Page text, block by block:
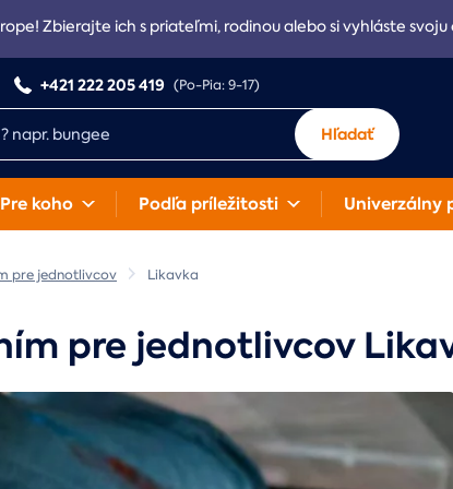
Zbierajte ich s priateľmi, rodinou alebo si vyhláste svoju
+421 222 205 419 (Po-Pia: 9-17)
Hľadať
Pre koho Podľa príležitosti Univerzálny
pre jednotlivcov Likavka
pre jednotlivcov